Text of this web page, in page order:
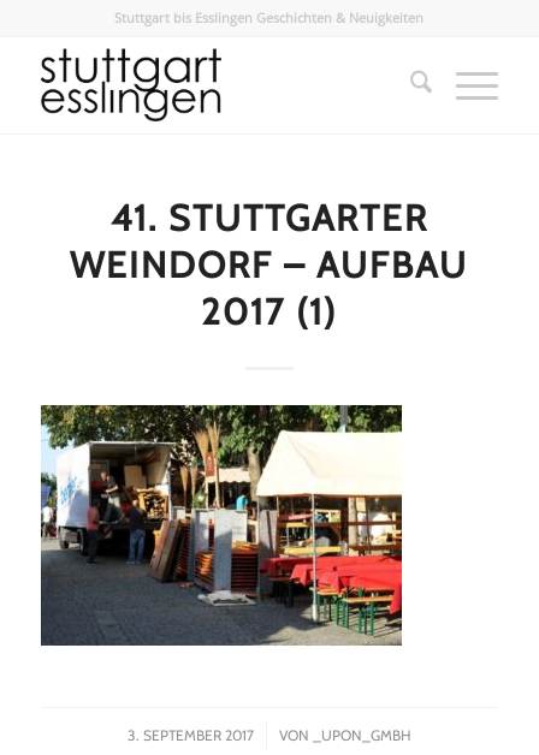
Stuttgart bis Esslingen Geschichten & Neuigkeiten
41. STUTTGARTER
WEINDORF – AUFBAU
2017 (1)
3. SEPTEMBER 2017
/ VON _UPON_GMBH